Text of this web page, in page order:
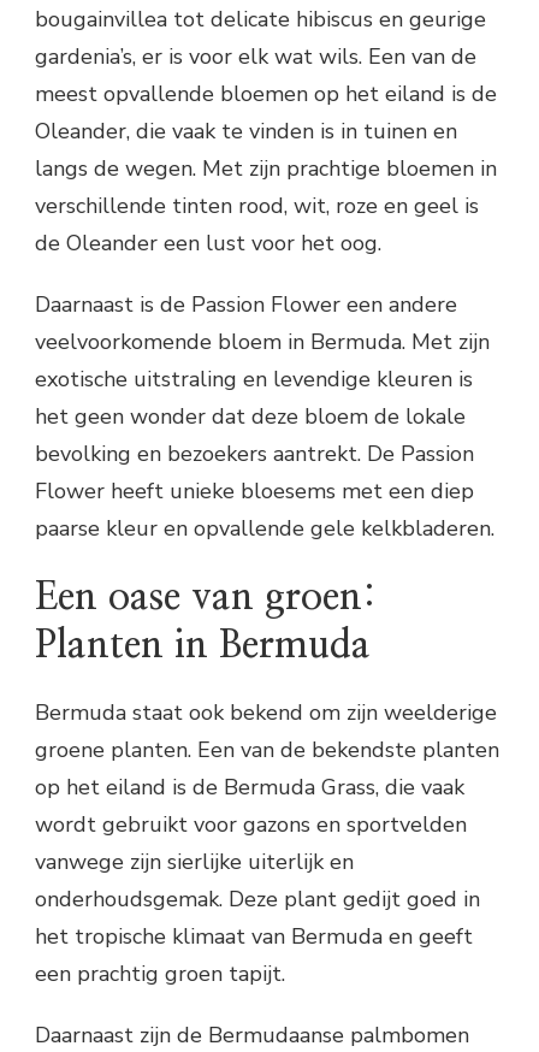
bougainvillea tot delicate hibiscus en geurige
gardenia’s, er is voor elk wat wils. Een van de
meest opvallende bloemen op het eiland is de
Oleander, die vaak te vinden is in tuinen en
langs de wegen. Met zijn prachtige bloemen in
verschillende tinten rood, wit, roze en geel is
de Oleander een lust voor het oog.
Daarnaast is de Passion Flower een andere
veelvoorkomende bloem in Bermuda. Met zijn
exotische uitstraling en levendige kleuren is
het geen wonder dat deze bloem de lokale
bevolking en bezoekers aantrekt. De Passion
Flower heeft unieke bloesems met een diep
paarse kleur en opvallende gele kelkbladeren.
Een oase van groen:
Planten in Bermuda
Bermuda staat ook bekend om zijn weelderige
groene planten. Een van de bekendste planten
op het eiland is de Bermuda Grass, die vaak
wordt gebruikt voor gazons en sportvelden
vanwege zijn sierlijke uiterlijk en
onderhoudsgemak. Deze plant gedijt goed in
het tropische klimaat van Bermuda en geeft
een prachtig groen tapijt.
Daarnaast zijn de Bermudaanse palmbomen